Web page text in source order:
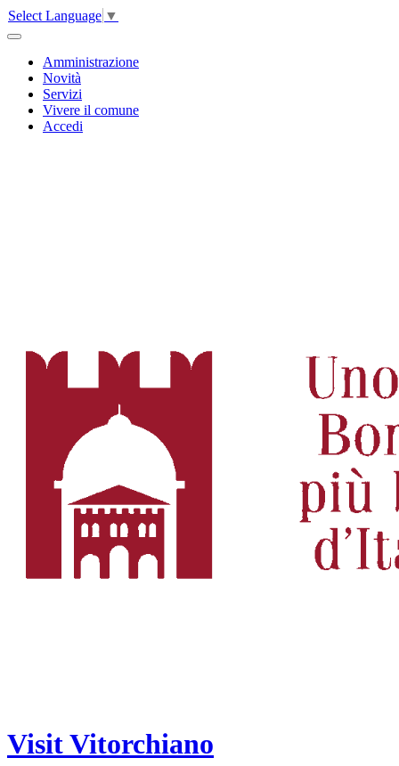
Select Language ▼
Amministrazione
Novità
Servizi
Vivere il comune
Accedi
Visit Vitorchiano